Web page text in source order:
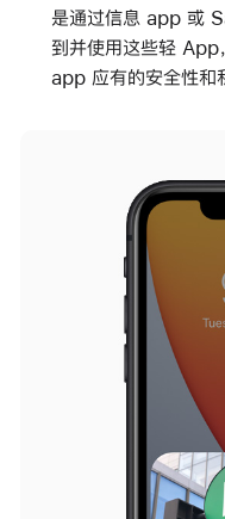
是通过信息 app 或
到并使用这些轻 App
app 应有的安全性和